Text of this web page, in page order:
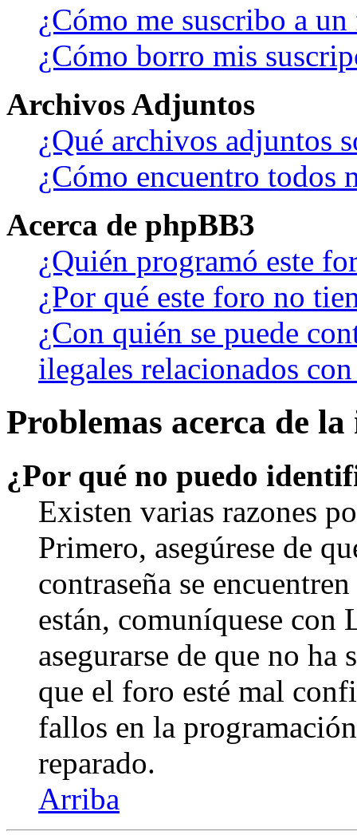
¿Cómo me suscribo a
¿Cómo borro mis
Archivos Adjuntos
¿Qué archivos adjuntos
¿Cómo encuentro todos
Acerca de phpBB3
¿Quién programó este
¿Por qué este foro no
¿Con quién se puede
ilegales relacionados
Problemas acerca de
¿Por qué no puedo
Existen varias razones
Primero, asegúrese de
contraseña se
están, comuníquese
asegurarse de que no
que el foro esté mal
fallos en la
reparado.
Arriba